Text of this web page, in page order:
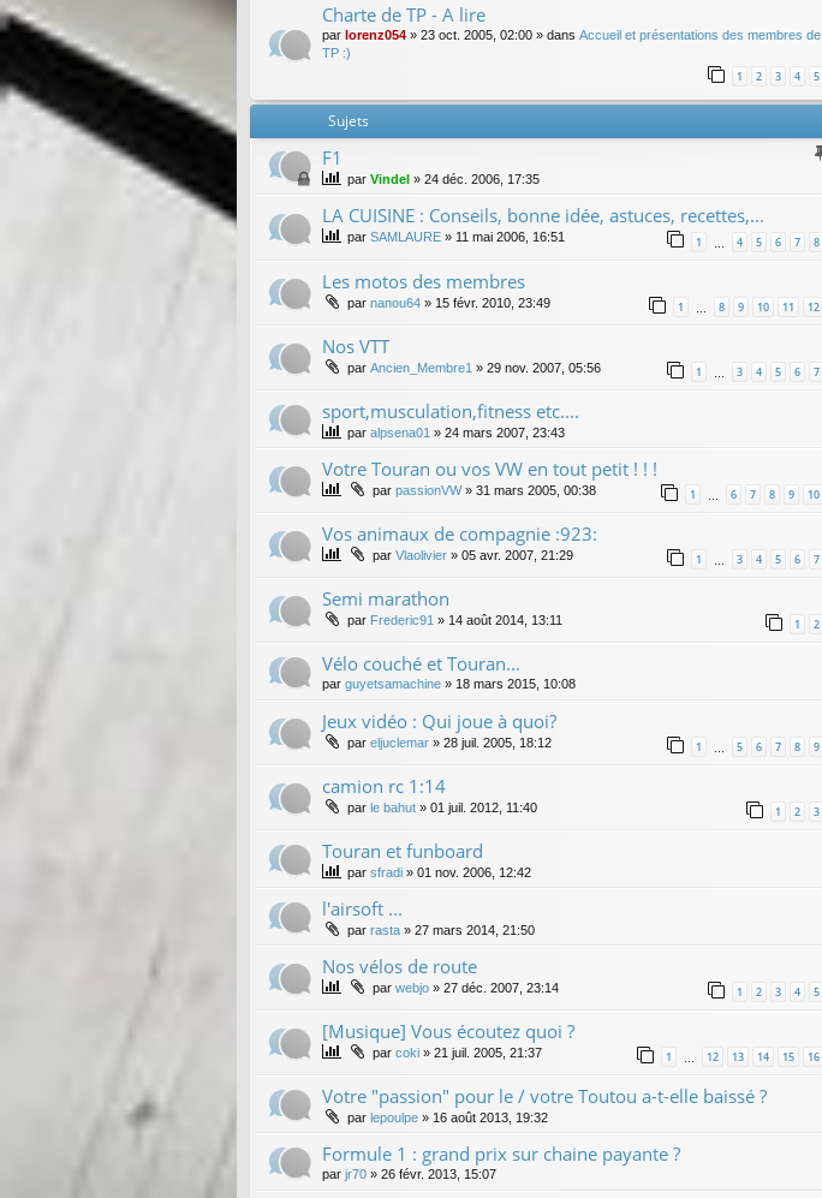
Charte de TP - A lire
par lorenz054 » 23 oct. 2005, 02:00 » dans Accueil et présentations des membres de
TP :)
1 2 3 4 5
Sujets
F1
par Vindel » 24 déc. 2006, 17:35
LA CUISINE : Conseils, bonne idée, astuces, recettes,...
par SAMLAURE » 11 mai 2006, 16:51 1 4 5 6 7 8
Les motos des membres
par nanou64 » 15 févr. 2010, 23:49 1 8 9 10 11 12
Nos VTT
par Ancien_Membre1 » 29 nov. 2007, 05:56 1 3 4 5 6 7
sport,musculation,fitness etc....
par alpsena01 » 24 mars 2007, 23:43
Votre Touran ou vos VW en tout petit ! ! !
par passionVW» 31 mars 2005, 00:38 1 6 7 8 9 10
Vos animaux de compagnie :923:
par Vlaolivier » 05 avr. 2007, 21:29 1 3 4 5 6 7
Semi marathon
par Frederic91 » 14 août 2014, 13:11 1 2
Vélo couché et Touran...
par guyetsamachine » 18 mars 2015, 10:08
Jeux vidéo : Qui joue à quoi?
par eljuclemar » 28 juil. 2005, 18:12 1 … 5 6 7 8 9
camion rc 1:14
par le bahut » 01 juil. 2012, 11:40 1 2 3
Touran et funboard
par sfradi » 01 nov. 2006, 12:42
l'airsoft ...
par rasta » 27 mars 2014, 21:50
Nos vélos de route
par webjo » 27 déc. 2007, 23:14 1 2 3 4 5
[Musique] Vous écoutez quoi ?
par coki » 21 juil. 2005, 21:37 1 … 12 13 14 15 16
Votre "passion" pour le / votre Toutou a-t-elle baissé ?
par lepoulpe » 16 août 2013, 19:32
Formule 1 : grand prix sur chaine payante ?
par jr70 » 26 févr. 2013, 15:07